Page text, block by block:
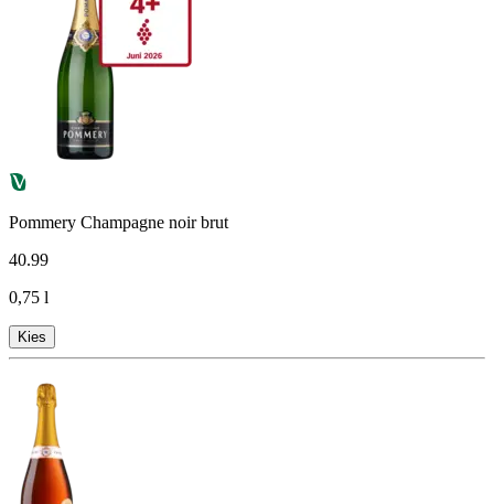
Pommery Champagne noir brut
40.99
0,75 l
Kies